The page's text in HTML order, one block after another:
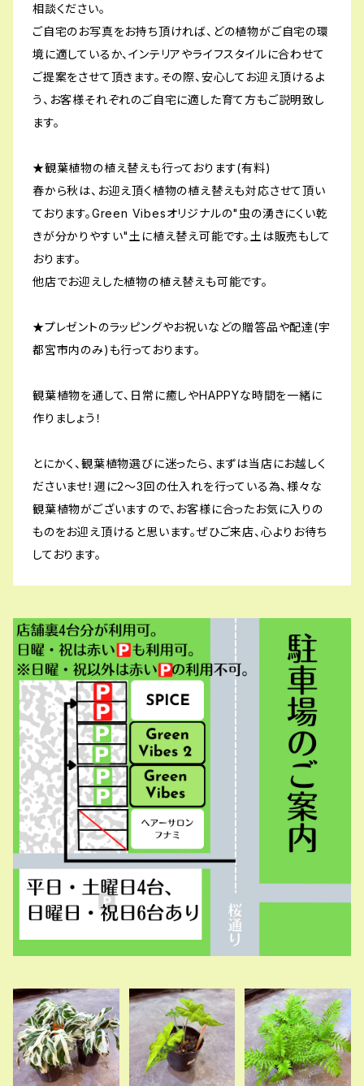
相談ください。
ご自宅のお写真をお持ち頂ければ、どの植物がご自宅の環
境に適しているか、インテリアやライフスタイルに合わせて
ご提案をさせて頂きます。その際、安心してお迎え頂けるよ
う、お客様それぞれのご自宅に適した育て方もご説明致し
ます。
★観葉植物の植え替えも行っております(有料)
春から秋は、お迎え頂く植物の植え替えも対応させて頂い
ております。Green Vibesオリジナルの"虫の湧きにくい乾
きが分かりやすい"土に植え替え可能です。土は販売もして
おります。
他店でお迎えした植物の植え替えも可能です。
★プレゼントのラッピングやお祝いなどの贈答品や配達(宇
都宮市内のみ)も行っております。
観葉植物を通して、日常に癒しやHAPPYな時間を一緒に
作りましょう！
とにかく、観葉植物選びに迷ったら、まずは当店にお越しく
ださいませ！週に2〜3回の仕入れを行っている為、様々な
観葉植物がございますので、お客様に合ったお気に入りの
ものをお迎え頂けると思います。ぜひご来店、心よりお待ち
しております。